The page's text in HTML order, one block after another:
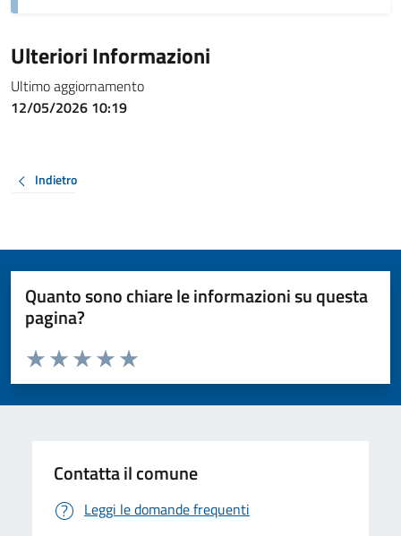
Ulteriori Informazioni
Ultimo aggiornamento
12/05/2026 10:19
Indietro
Quanto sono chiare le informazioni su questa
pagina?
Valuta da 1 a 5 stelle la pagina
Valuta 5 stelle su 5
Valuta 4 stelle su 5
Valuta 3 stelle su 5
Valuta 2 stelle su 5
Valuta 1 stelle su 5
Contatta il comune
Leggi le domande frequenti